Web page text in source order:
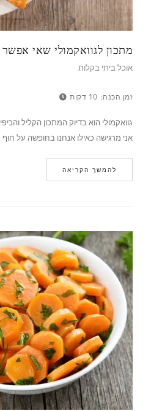
מתכון לגוואקמולי שאי
אוכל ביתי בקלות
זמן הכנה: 10 דקות
גוואקמולי הוא בדיוק המתכון הקליל
אני מרגישה כאילו אנחנו בחופשה על
להמשך הקריאה